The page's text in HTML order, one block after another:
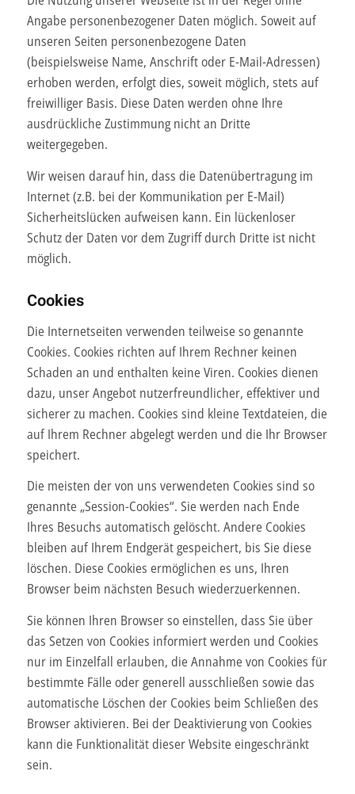
Angabe personenbezogener Daten möglich. Soweit auf
unseren Seiten personenbezogene Daten
(beispielsweise Name, Anschrift oder E-Mail-Adressen)
erhoben werden, erfolgt dies, soweit möglich, stets auf
freiwilliger Basis. Diese Daten werden ohne Ihre
ausdrückliche Zustimmung nicht an Dritte
weitergegeben.
Wir weisen darauf hin, dass die Datenübertragung im
Internet (z.B. bei der Kommunikation per E-Mail)
Sicherheitslücken aufweisen kann. Ein lückenloser
Schutz der Daten vor dem Zugriff durch Dritte ist nicht
möglich.
Cookies
Die Internetseiten verwenden teilweise so genannte
Cookies. Cookies richten auf Ihrem Rechner keinen
Schaden an und enthalten keine Viren. Cookies dienen
dazu, unser Angebot nutzerfreundlicher, effektiver und
sicherer zu machen. Cookies sind kleine Textdateien, die
auf Ihrem Rechner abgelegt werden und die Ihr Browser
speichert.
Die meisten der von uns verwendeten Cookies sind so
genannte „Session-Cookies“. Sie werden nach Ende
Ihres Besuchs automatisch gelöscht. Andere Cookies
bleiben auf Ihrem Endgerät gespeichert, bis Sie diese
löschen. Diese Cookies ermöglichen es uns, Ihren
Browser beim nächsten Besuch wiederzuerkennen.
Sie können Ihren Browser so einstellen, dass Sie über
das Setzen von Cookies informiert werden und Cookies
nur im Einzelfall erlauben, die Annahme von Cookies für
bestimmte Fälle oder generell ausschließen sowie das
automatische Löschen der Cookies beim Schließen des
Browser aktivieren. Bei der Deaktivierung von Cookies
kann die Funktionalität dieser Website eingeschränkt
sein.